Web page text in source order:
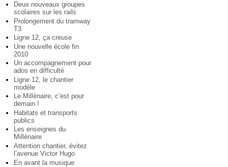
Deux nouveaux groupes
scolaires sur les rails
Prolongement du tramway
T3
Ligne 12, ça creuse
Une nouvelle école fin
2010
Un accompagnement pour
ados en difficulté
Ligne 12, le chantier
modèle
Le Millénaire, c’est pour
demain !
Habitats et transports
publics
Les enseignes du
Millénaire
Attention chantier, évitez
l’avenue Victor Hugo
En avant la musique